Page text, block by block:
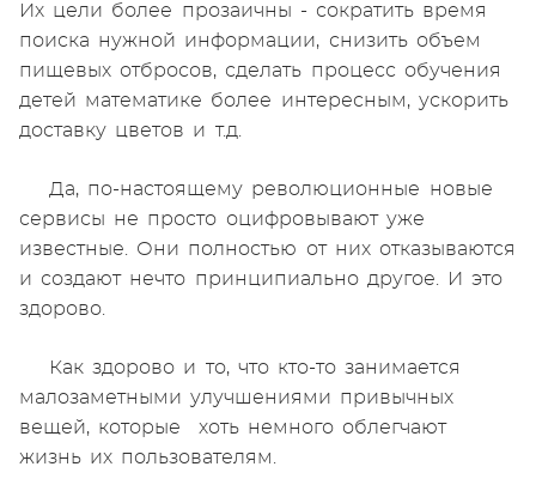
Их цели более прозаичны - сократить время
поиска нужной информации, снизить объем
пищевых отбросов, сделать процесс обучения
детей математике более интересным, ускорить
доставку цветов и т.д.
Да, по-настоящему революционные новые
сервисы не просто оцифровывают уже
известные. Они полностью от них отказываются
и создают нечто принципиально другое. И это
здорово.
Как здорово и то, что кто-то занимается
малозаметными улучшениями привычных
вещей, которые хоть немного облегчают
жизнь их пользователям.